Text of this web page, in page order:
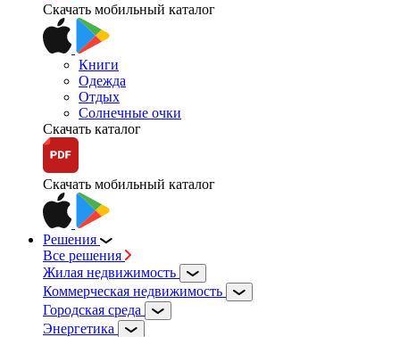
Скачать мобильный каталог
Книги
Одежда
Отдых
Солнечные очки
Скачать каталог
Скачать мобильный каталог
Решения
Все решения
Жилая недвижимость
Коммерческая недвижимость
Городская среда
Энергетика